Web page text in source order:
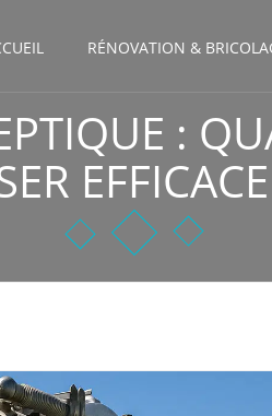
RÉNOVATION &
: